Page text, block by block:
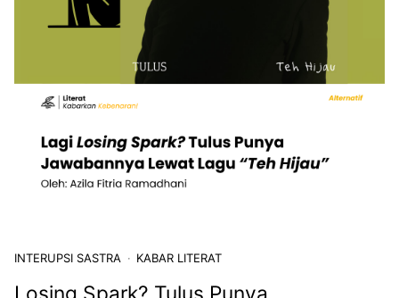
INTERUPSI SASTRA KABAR LITERAT